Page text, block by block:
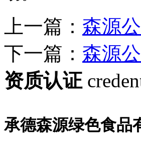
上一篇： 森源
下一篇： 森源
资质认证
承德森源绿色食品